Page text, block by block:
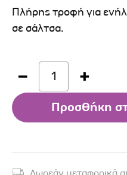
Πλήρης τροφή για
σε σάλτσα.
1
Προσθήκη